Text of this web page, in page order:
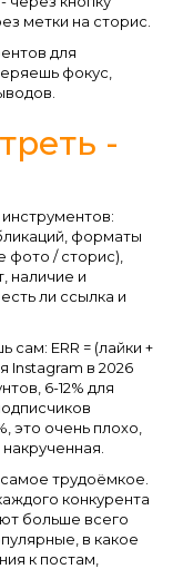
метки на сторис.
для
фокус,
-
форматы
фото / сторис),
наличие и
ли ссылка и
ERR = (лайки +
Instagram в 2026
6-12% для
это очень плохо,
трудоёмкое.
конкурента
больше всего
в какое
к постам,